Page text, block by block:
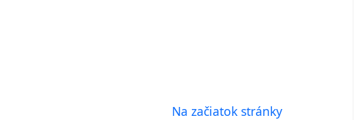
Na začiatok stránky